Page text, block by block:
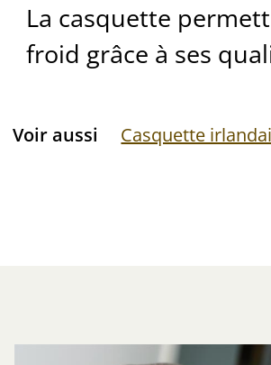
La casquette
froid grâce à ses
Voir aussi Casquette